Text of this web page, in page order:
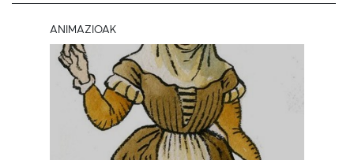
ANIMAZIOAK